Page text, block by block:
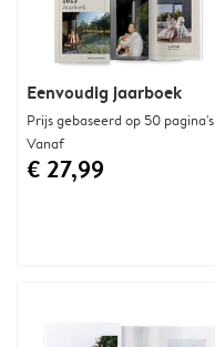
Eenvoudig jaarboek
Prijs gebaseerd op 50 pagina's
Vanaf
€ 27,99